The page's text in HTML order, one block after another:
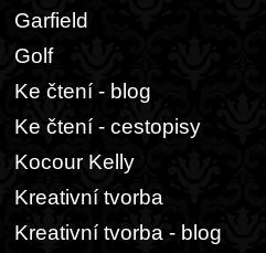
Garfield
Golf
Ke čtení - blog
Ke čtení - cestopisy
Kocour Kelly
Kreativní tvorba
Kreativní tvorba - blog